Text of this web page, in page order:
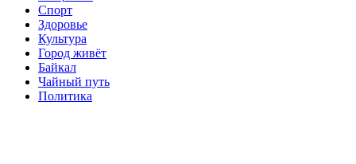
Cпорт
Здоровье
Культура
Город живёт
Байкал
Чайный путь
Политика